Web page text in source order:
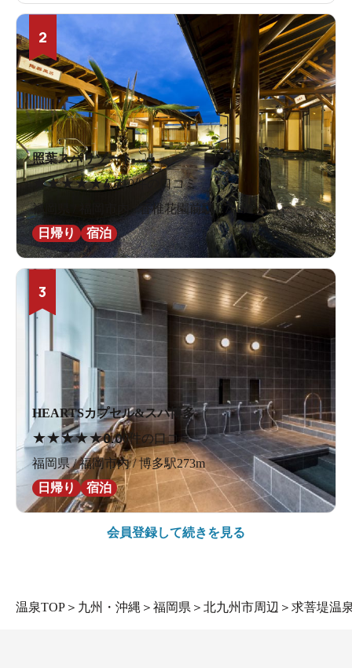
2
照葉スパリゾート
★★★★★4.710件の口コミ
福岡県 / 福岡市内 / 香椎花園前駅1.7km
日帰り
宿泊
3
HEARTSカプセル&スパ博多
★★★★★0.00件の口コミ
福岡県 / 福岡市内 / 博多駅273m
日帰り
宿泊
会員登録して続きを見る
温泉TOP ＞ 九州・沖縄 ＞ 福岡県 ＞ 北九州市周辺 ＞ 求菩堤温